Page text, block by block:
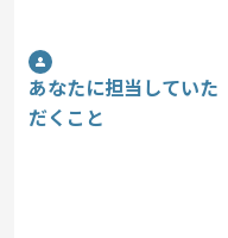
あなたに担当していた
だくこと